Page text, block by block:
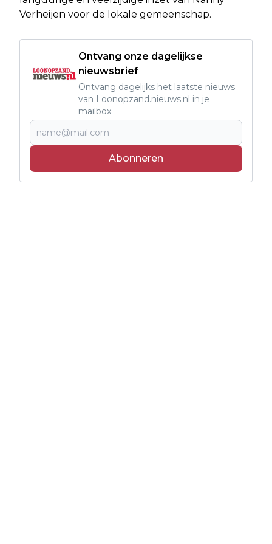
Verheijen voor de lokale gemeenschap.
Ontvang onze dagelijkse
nieuwsbrief
Ontvang dagelijks het laatste nieuws
van Loonopzand.nieuws.nl in je
mailbox
Abonneren